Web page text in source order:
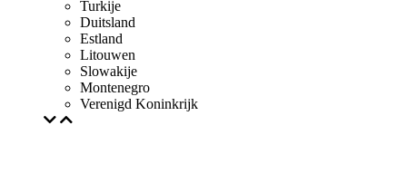
Turkije
Duitsland
Estland
Litouwen
Slowakije
Montenegro
Verenigd Koninkrijk